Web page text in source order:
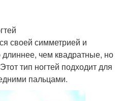
своей симметрией и
чем квадратные, но
тип ногтей подходит для
пальцами.